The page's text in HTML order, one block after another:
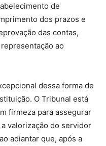
de
dos prazos e
das contas,
ao
dessa forma de
O Tribunal está
firmeza para assegurar
valorização do servidor
adiantar que, após a